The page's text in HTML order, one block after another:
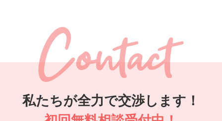
私たちが全力で交渉します！